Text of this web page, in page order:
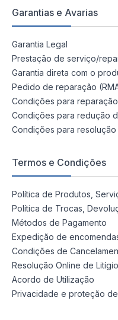
Garantias e Avarias
Garantia Legal
Prestação de serviço/
Garantia direta com o
Pedido de reparação
Condições para
Condições para redução
Condições para
Termos e Condições
Política de Produtos,
Política de Trocas,
Métodos de Pagamento
Expedição de
Condições de
Resolução Online de
Acordo de Utilização
Privacidade e proteção